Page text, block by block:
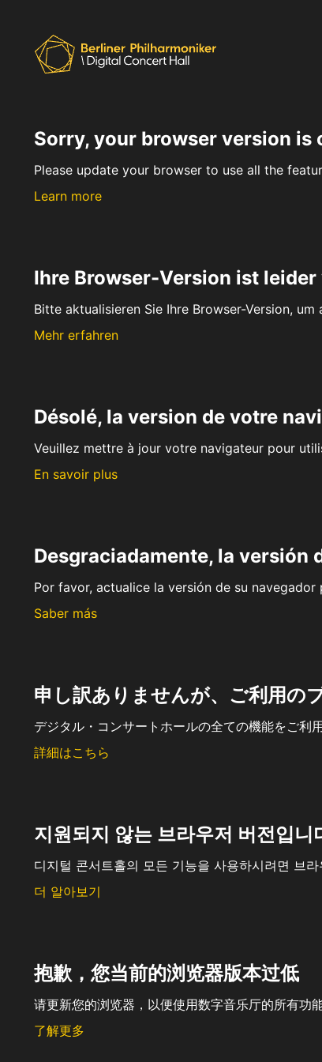
Sorry, your browser version is
Please update your browser to use all the
Learn more
Ihre Browser-Version ist
Bitte aktualisieren Sie Ihre Browser-Version,
Mehr erfahren
Désolé, la version de votre
Veuillez mettre à jour votre navigateur pour
En savoir plus
Desgraciadamente, la versión
Por favor, actualice la versión de su
Saber más
申し訳ありませんが、ご利用の
デジタル・コンサートホールの全ての機能をご利
詳細はこちら
지원되지 않는 브라우저 버전입니
디지털 콘서트홀의 모든 기능을 사용하시려면 브
더 알아보기
抱歉，您当前的浏览器版本过低
请更新您的浏览器，以便使用数字音乐厅的所有功能
了解更多